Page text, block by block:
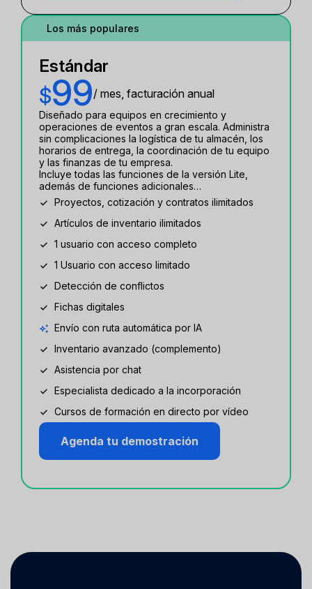
Los más populares
Estándar
$99/ mes, facturación anual
Diseñado para equipos en crecimiento y
operaciones de eventos a gran escala. Administra
sin complicaciones la logística de tu almacén, los
horarios de entrega, la coordinación de tu equipo
y las finanzas de tu empresa.
Incluye todas las funciones de la versión Lite,
además de funciones adicionales…
Proyectos, cotización y contratos ilimitados
Artículos de inventario ilimitados
1 usuario con acceso completo
1 Usuario con acceso limitado
Detección de conflictos
Fichas digitales
Envío con ruta automática por IA
Inventario avanzado (complemento)
Asistencia por chat
Especialista dedicado a la incorporación
Cursos de formación en directo por vídeo
Agenda tu demostración